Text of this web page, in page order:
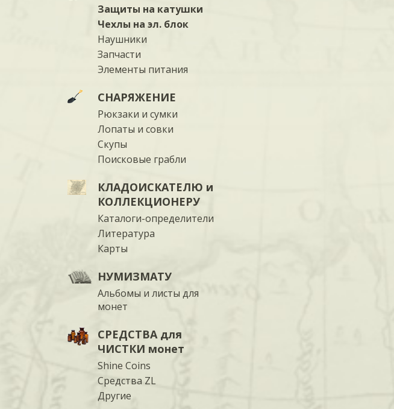
Защиты на катушки
Чехлы на эл. блок
Наушники
Запчасти
Элементы питания
СНАРЯЖЕНИЕ
Рюкзаки и сумки
Лопаты и совки
Скупы
Поисковые грабли
КЛАДОИСКАТЕЛЮ и
КОЛЛЕКЦИОНЕРУ
Каталоги-определители
Литература
Карты
НУМИЗМАТУ
Альбомы и листы для
монет
СРЕДСТВА для
ЧИСТКИ монет
Shine Coins
Средства ZL
Другие